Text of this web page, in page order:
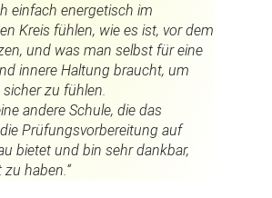
einfach energetisch im
Kreis fühlen, wie es ist, vor dem
und was man selbst für eine
innere Haltung braucht, um
zu fühlen.
andere Schule, die das
Prüfungsvorbereitung auf
bietet und bin sehr dankbar,
haben.“